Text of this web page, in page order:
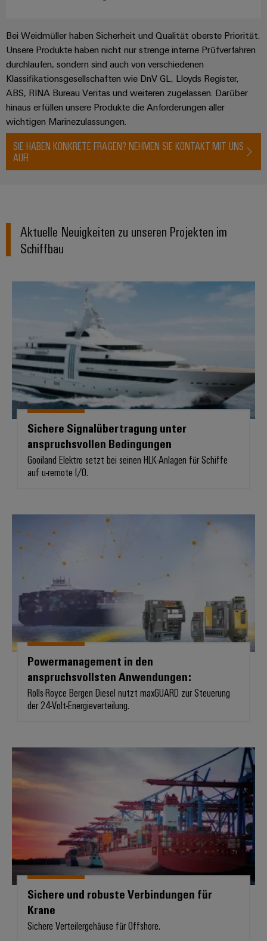
Bei Weidmüller haben Sicherheit und Qualität oberste Priorität.
Unsere Produkte haben nicht nur strenge interne Prüfverfahren
durchlaufen, sondern sind auch von verschiedenen
Klassifikationsgesellschaften wie DnV GL, Lloyds Register,
ABS, RINA Bureau Veritas und weiteren zugelassen. Darüber
hinaus erfüllen unsere Produkte die Anforderungen aller
wichtigen Marinezulassungen.
SIE HABEN KONKRETE FRAGEN? NEHMEN SIE KONTAKT MIT UNS
AUF!
Aktuelle Neuigkeiten zu unseren Projekten im
Schiffbau
Sichere Signalübertragung unter
Sichere Signalübertragung unter
anspruchsvollen Bedingungen
Gooiland Elektro setzt bei seinen HLK-Anlagen für Schiffe
auf u-remote I/O.
Powermanagement in den
Powermanagement in den
anspruchsvollsten Anwendungen:
Rolls-Royce Bergen Diesel nutzt maxGUARD zur Steuerung
der 24-Volt-Energieverteilung.
Sichere und robuste
Sichere und robuste Verbindungen für
Krane
Sichere Verteilergehäuse für Offshore.